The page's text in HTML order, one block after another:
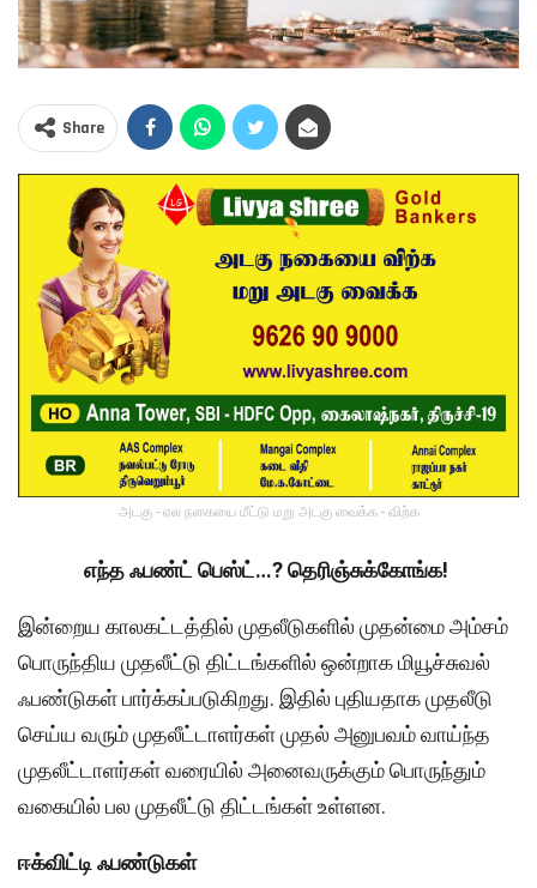
Share
அடகு - ஏல நகையை மீட்டு மறு அடகு வைக்க - விற்க
எந்த ஃபண்ட் பெஸ்ட்…? தெரிஞ்சுக்கோங்க!
இன்றைய காலகட்டத்தில் முதலீடுகளில் முதன்மை அம்சம்
பொருந்திய முதலீட்டு திட்டங்களில் ஒன்றாக மியூச்சுவல்
ஃபண்டுகள் பார்க்கப்படுகிறது. இதில் புதியதாக முதலீடு
செய்ய வரும் முதலீட்டாளர்கள் முதல் அனுபவம் வாய்ந்த
முதலீட்டாளர்கள் வரையில் அனைவருக்கும் பொருந்தும்
வகையில் பல முதலீட்டு திட்டங்கள் உள்ளன.
ஈக்விட்டி ஃபண்டுகள்